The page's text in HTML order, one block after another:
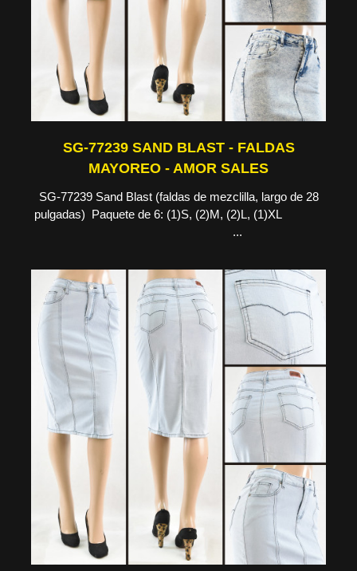
SG-77239 SAND BLAST - FALDAS
MAYOREO - AMOR SALES
SG-77239 Sand Blast (faldas de mezclilla, largo de 28
pulgadas) Paquete de 6: (1)S, (2)M, (2)L, (1)XL
...